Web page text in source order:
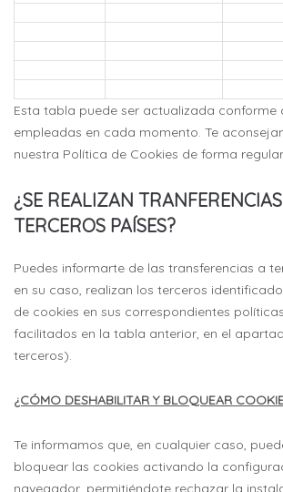
Esta tabla puede ser actualizada conforme
empleadas en cada momento. Te
nuestra Política de Cookies de forma
¿SE REALIZAN
TERCEROS PAÍSES?
Puedes informarte de las transferencias a
en su caso, realizan los terceros
de cookies en sus correspondientes
facilitados en la tabla anterior, en el
terceros).
¿CÓMO DESHABILITAR Y BLOQUEAR
Te informamos que, en cualquier caso,
bloquear las cookies activando la
navegador, permitiéndote rechazar la